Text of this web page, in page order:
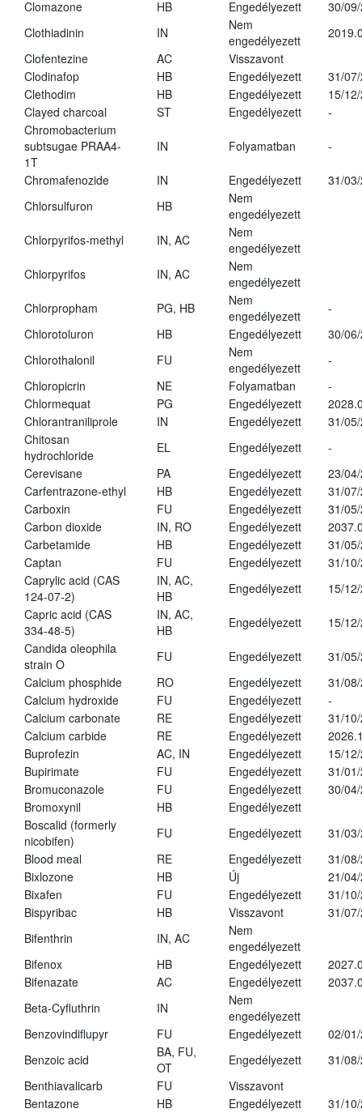
Clomazone HB Engedélyezett
30/
Clothiadinin
IN
Nem
engedélyezett
Clofentezine
AC
Visszavont
Clodinafop
HB Engedélyezett
31/
Clethodim
HB Engedélyezett
15/
Clayed charcoal
ST Engedélyezett
-
Chromobacterium
subtsugae PRAA4-
1T
IN Folyamatban -
Chromafenozide IN Engedélyezett
31/
Chlorsulfuron
HB
Nem
engedélyezett
Chlorpyrifos-methyl
IN, AC
Nem
engedélyezett
Chlorpyrifos
IN, AC
Nem
engedélyezett
Chlorpropham
PG, HB
Nem
engedélyezett
-
Chlorotoluron
HB Engedélyezett
30/
Chlorothalonil
FU
Nem
engedélyezett
-
Chloropicrin
NE Folyamatban
-
Chlormequat
PG Engedélyezett
Chlorantraniliprole
IN Engedélyezett
31/
Chitosan
hydrochloride
EL Engedélyezett
-
Cerevisane
PA Engedélyezett
23/
Carfentrazone-ethyl
HB Engedélyezett
31/
Carboxin
FU Engedélyezett
31/
Carbon dioxide
IN, RO Engedélyezett
Carbetamide
HB Engedélyezett
31/
Captan
FU Engedélyezett
31/
Caprylic acid (CAS
124-07-2)
IN, AC,
HB
Engedélyezett
15/
Capric acid (CAS
334-48-5)
IN, AC,
HB
Engedélyezett
15/
Candida oleophila
strain O
FU Engedélyezett
31/
Calcium phosphide
RO Engedélyezett
31/
Calcium hydroxide
FU Engedélyezett
-
Calcium carbonate
RE Engedélyezett
31/
Calcium carbide
RE Engedélyezett
Buprofezin
AC, IN Engedélyezett
15/
Bupirimate
FU Engedélyezett
31/
Bromuconazole
FU Engedélyezett
30/
Bromoxynil
HB
Engedélyezett
Boscalid (formerly
nicobifen)
FU Engedélyezett
31/
Blood meal
RE Engedélyezett
31/
Bixlozone
HB Új
21/
Bixafen
FU Engedélyezett
31/
Bispyribac
HB Visszavont
31/
Bifenthrin
IN, AC
Nem
engedélyezett
Bifenox
HB Engedélyezett
Bifenazate
AC Engedélyezett
Beta-Cyfluthrin
IN
Nem
engedélyezett
Benzovindiflupyr
FU Engedélyezett
02/
Benzoic acid
BA, FU,
OT
Engedélyezett
31/
Benthiavalicarb
FU
Visszavont
Bentazone
HB Engedélyezett
31/